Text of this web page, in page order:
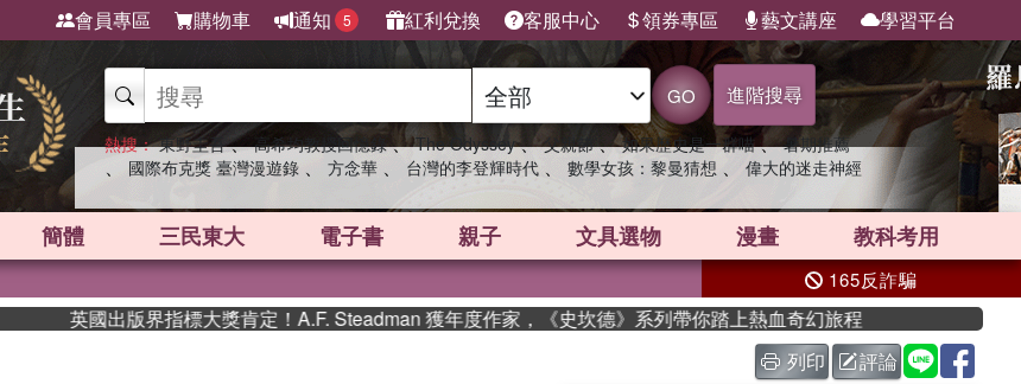
會員專區 購物車 通知 5 紅利兌換 客服中心 領券專區 藝文講座 學習平台
GO 進階搜尋
熱搜： 東野圭吾 、 高希均教授回憶錄 、 The Odyssey 、 父親節 、 如果歷史是一群喵 、 暑期推薦
、 國際布克獎 臺灣漫遊錄 、 方念華 、 台灣的李登輝時代 、 數學女孩：黎曼猜想 、 偉大的迷走神經
簡體 三民東大 電子書 親子 文具選物 漫畫 教科考用
165反詐騙
英國出版界指標大獎肯定！A.F. Steadman 獲年度作家，《史坎德》系列帶你踏上熱血奇幻旅程
列印 評論